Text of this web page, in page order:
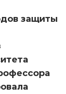
защиты